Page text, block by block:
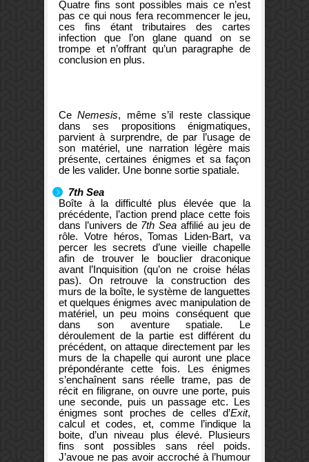
Quatre fins sont possibles mais ce n’est
pas ce qui nous fera recommencer le jeu,
ces fins étant tributaires des cartes
infection que l’on glane quand on se
trompe et n’offrant qu’un paragraphe de
conclusion en plus.
CeNemesis, même s’il reste classique
dans ses propositions énigmatiques,
parvient à surprendre, de par l’usage de
son matériel, une narration légère mais
présente, certaines énigmes et sa façon
de les valider. Une bonne sortie spatiale.
7th Sea
Boîte à la difficulté plus élevée que la
précédente, l’action prend place cette fois
dans l’univers de7th Sea affilié au jeu de
rôle. Votre héros, Tomas Liden-Bart, va
percer les secrets d’une vieille chapelle
afin de trouver le bouclier draconique
avant l’Inquisition (qu’on ne croise hélas
pas). On retrouve la construction des
murs de la boîte, le système de languettes
et quelques énigmes avec manipulation de
matériel, un peu moins conséquent que
dans son aventure spatiale. Le
déroulement de la partie est différent du
précédent, on attaque directement par les
murs de la chapelle qui auront une place
prépondérante cette fois. Les énigmes
s’enchaînent sans réelle trame, pas de
récit en filigrane, on ouvre une porte, puis
une seconde, puis un passage etc. Les
énigmes sont proches de celles d’Exit,
calcul et codes, et, comme l’indique la
boite, d’un niveau plus élevé. Plusieurs
fins sont possibles sans réel poids.
J’avoue ne pas avoir accroché à l’humour